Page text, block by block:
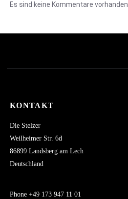
Es sind keine Kommentare vorhanden.
KONTAKT
Die Stelzer
Weilheimer Str. 6d
86899 Landsberg am Lech
Deutschland
Phone +49 173 947 11 01